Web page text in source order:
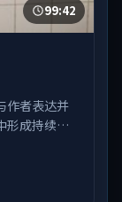
99:42
作者表达并
形成持续拉
演，中国